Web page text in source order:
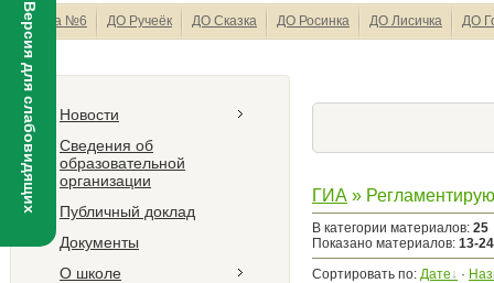
Версия для слабовидящих
Школа №6 ДО Ручеёк ДО Сказка ДО Росинка ДО Лисичка ДО
Новости
Сведения об
образовательной
организации
Публичный доклад
Документы
О школе
ГИА »
В категории материалов: 25
Показано материалов: 13-24
Сортировать по: Дате ·